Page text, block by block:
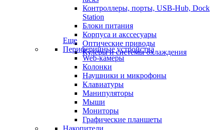
Контроллеры, порты, USB-Hub, Dock
Station
Блоки питания
Корпуса и акссесуары
Оптические приводы
Кулеры и системы охлаждения
Еще
Периферийные устройства
Web-камеры
Колонки
Наушники и микрофоны
Клавиатуры
Манипуляторы
Мыши
Мониторы
Графические планшеты
Накопители